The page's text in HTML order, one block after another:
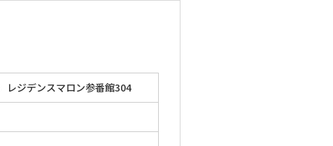
レジデンスマロン参番館304